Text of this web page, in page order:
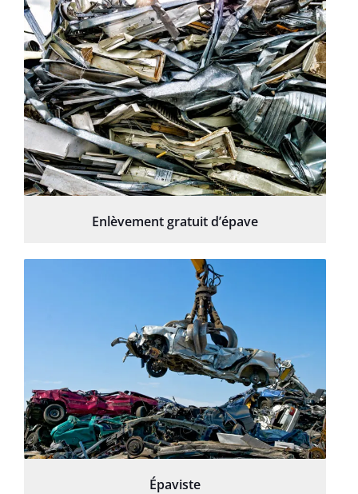
Enlèvement gratuit d’épave
Épaviste